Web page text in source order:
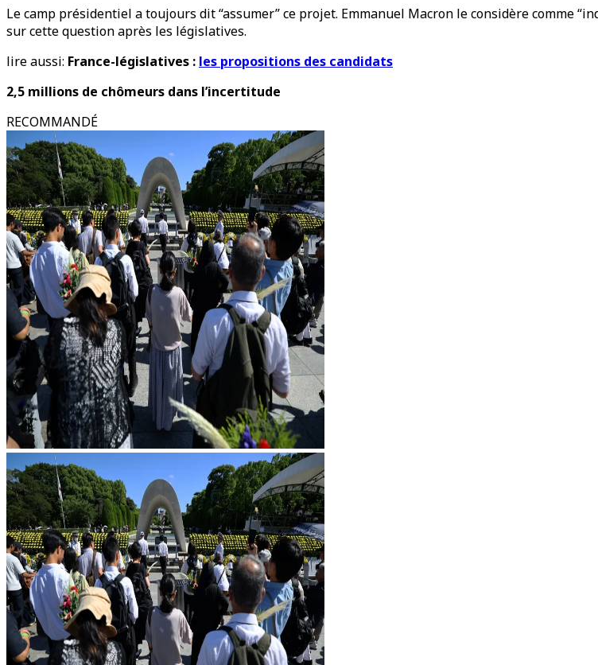
Le camp présidentiel a toujours dit “assumer” ce projet. Emmanuel Macron le considère comme
sur cette question après les législatives.
lire aussi: France-législatives : les propositions des candidats
2,5 millions de chômeurs dans l’incertitude
RECOMMANDÉ